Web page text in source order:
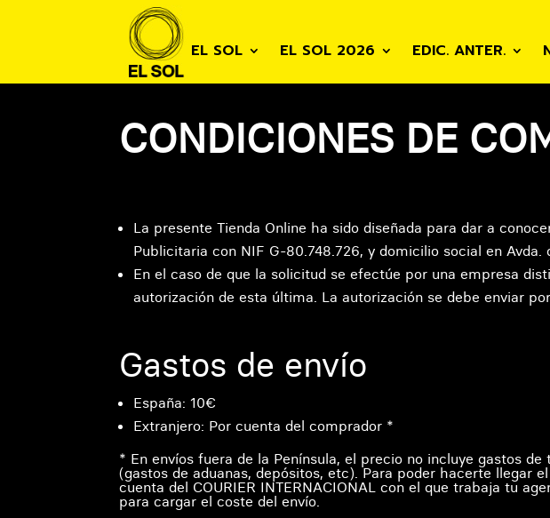
EL SOL EL SOL 2026 EDIC. ANTER.
CONDICIONES DE
La presente Tienda Online ha sido diseñada para dar a
Publicitaria con NIF G-80.748.726, y domicilio social en Avda.
En el caso de que la solicitud se efectúe por una empresa
autorización de esta última. La autorización se debe enviar
Gastos de envío
España: 10€
Extranjero: Por cuenta del comprador *
* En envíos fuera de la Península, el precio no incluye gastos
(gastos de aduanas, depósitos, etc). Para poder hacerte llegar
cuenta del COURIER INTERNACIONAL con el que trabaja tu
para cargar el coste del envío.